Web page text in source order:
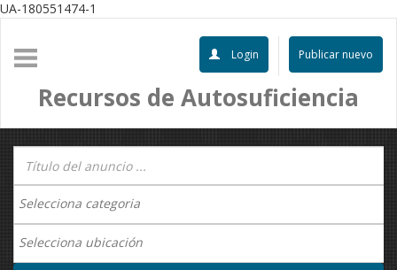
UA-180551474-1
Publicar nuevo
Login
Recursos de Autosuficiencia